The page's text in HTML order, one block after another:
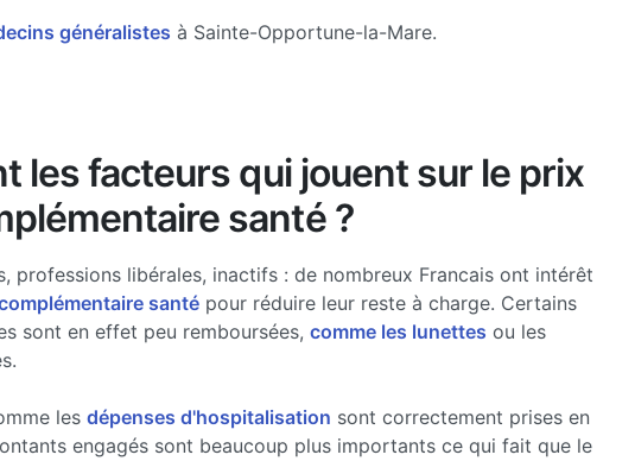
généralistes à Sainte-Opportune-la-Mare.
les facteurs qui jouent sur le prix
santé ?
professions libérales, inactifs : de nombreux Francais ont intérêt
santépour réduire leur reste à charge. Certains
sont en effet peu remboursées, comme les lunettes ou les
les dépenses d'hospitalisation sont correctement prises en
engagés sont beaucoup plus importants ce qui fait que le